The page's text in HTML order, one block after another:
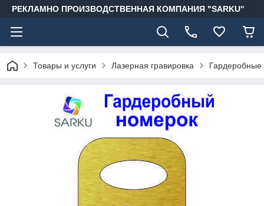
РЕКЛАМНО ПРОИЗВОДСТВЕННАЯ КОМПАНИЯ "SARKU"
Товары и услуги Лазерная гравировка Гардеробные